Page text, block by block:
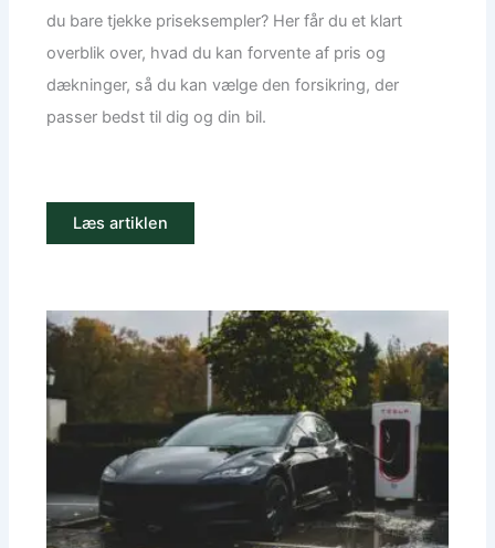
du bare tjekke priseksempler? Her får du et klart
overblik over, hvad du kan forvente af pris og
dækninger, så du kan vælge den forsikring, der
passer bedst til dig og din bil.
Læs artiklen